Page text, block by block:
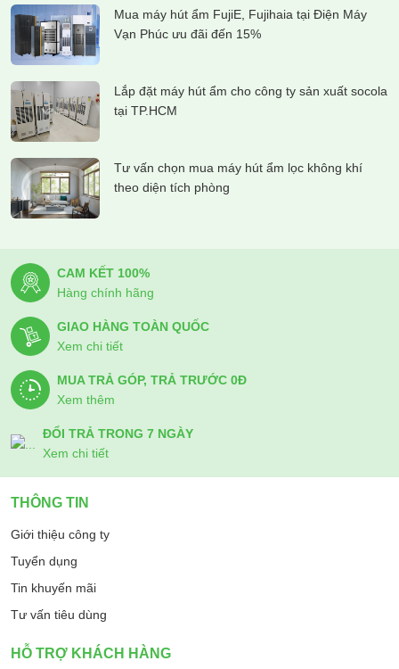
Mua máy hút ẩm FujiE, Fujihaia tại Điện Máy
Vạn Phúc ưu đãi đến 15%
Lắp đặt máy hút ẩm cho công ty sản xuất socola
tại TP.HCM
Tư vấn chọn mua máy hút ẩm lọc không khí
theo diện tích phòng
CAM KẾT 100%
Hàng chính hãng
GIAO HÀNG TOÀN QUỐC
Xem chi tiết
MUA TRẢ GÓP, TRẢ TRƯỚC 0Đ
Xem thêm
ĐỔI TRẢ TRONG 7 NGÀY
Xem chi tiết
THÔNG TIN
Giới thiệu công ty
Tuyển dụng
Tin khuyến mãi
Tư vấn tiêu dùng
HỖ TRỢ KHÁCH HÀNG